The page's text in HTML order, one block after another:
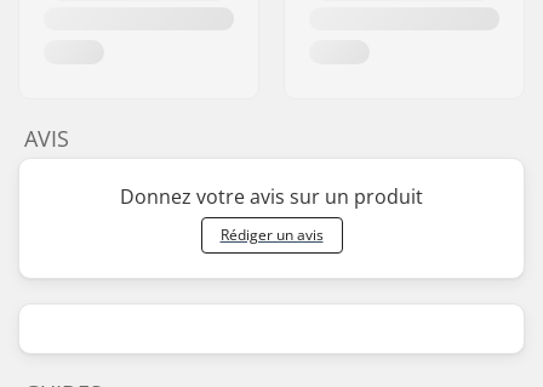
AVIS
Donnez votre avis sur un produit
Rédiger un avis